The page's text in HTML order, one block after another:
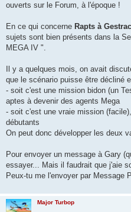
ouverts sur le Forum, à l'époque !
En ce qui concerne Rapts à Gestrac
sujets sont bien présents dans la
MEGA IV ".
Il y a quelques mois, on avait
que le scénario puisse être décliné
- soit c'est une mission bidon (un
aptes à devenir des agents Mega
- soit c'est une vraie mission
débutants
On peut donc développer les deux
Pour envoyer un message à Gary
essayer... Mais il faudrait que j'aie
Peux-tu me l'envoyer par Message
Major Turbop